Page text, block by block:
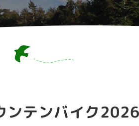
ンテンバイク